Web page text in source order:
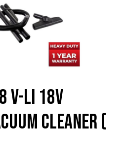
V-LI 18V
Cleaner (